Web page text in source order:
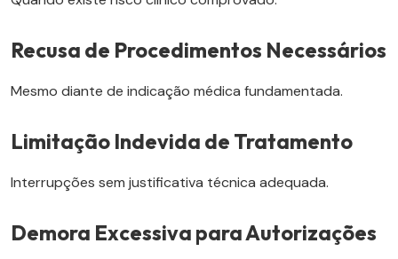
Recusa de Procedimentos Necessários
Mesmo diante de indicação médica fundamentada.
Limitação Indevida de Tratamento
Interrupções sem justificativa técnica adequada.
Demora Excessiva para Autorizações